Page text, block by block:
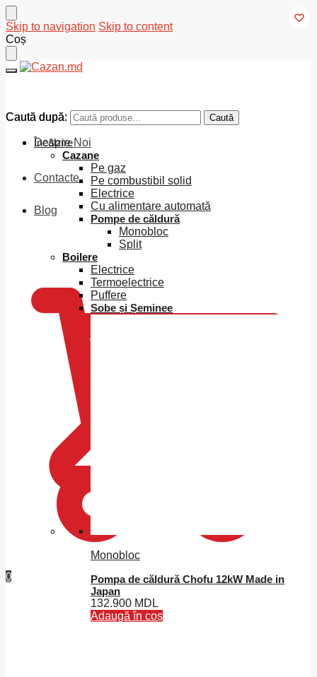
Skip to navigation Skip to content
Coș
Caută după: Caută
Despre Noi
Contacte
Blog
0
Caută după: Caută
Încălzire
Cazane
Pe gaz
Pe combustibil solid
Electrice
Cu alimentare automată
Pompe de căldură
Monobloc
Split
Boilere
Electrice
Termoelectrice
Puffere
Sobe și Șeminee
Monobloc
Pompa de căldură Chofu 12kW Made in
Japan
132.900 MDL
Adaugă în coș